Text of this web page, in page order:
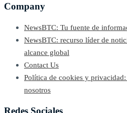
Company
NewsBTC: Tu fuente de
NewsBTC: recurso líder de
alcance global
Contact Us
Política de cookies y
nosotros